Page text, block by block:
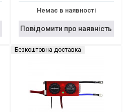
Немає в наявності
Повідомити про наявність
Безкоштовна доставка